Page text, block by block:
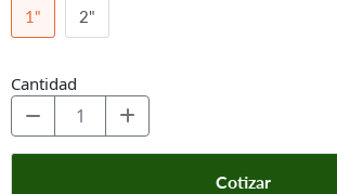
1" 2"
Cantidad
Cotizar